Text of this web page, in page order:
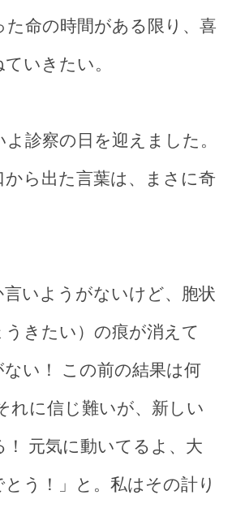
命の時間がある限り、喜
いきたい。
診察の日を迎えました。
から出た言葉は、まさに奇
言いようがないけど、胞状
きたい）の痕が消えて
ない！ この前の結果は何
れに信じ難いが、新しい
元気に動いてるよ、大
う！」と。私はその計り